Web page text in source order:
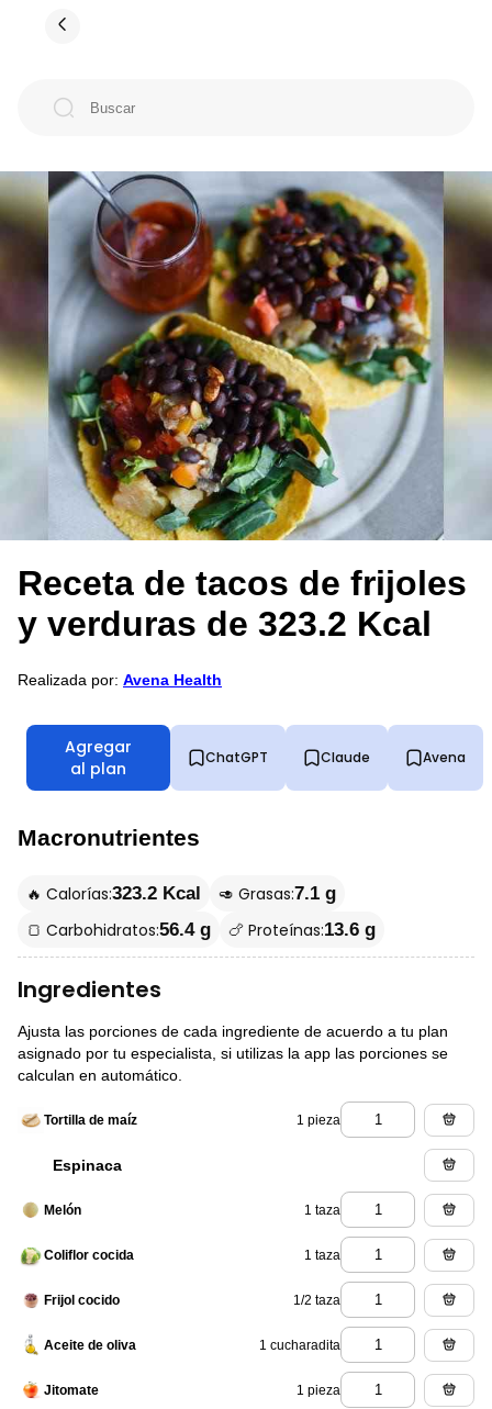
Receta de tacos de frijoles
y verduras de 323.2 Kcal
Realizada por: Avena Health
Agregar
al plan
ChatGPT Claude Avena
Macronutrientes
🔥 Calorías:323.2 Kcal 🥑 Grasas:7.1 g
🍞 Carbohidratos:56.4 g 🍗 Proteínas:13.6 g
Ingredientes
Ajusta las porciones de cada ingrediente de acuerdo a tu plan
asignado por tu especialista, si utilizas la app las porciones se
calculan en automático.
Tortilla de maíz 1 pieza
Espinaca
Melón 1 taza
Coliflor cocida 1 taza
Frijol cocido 1/2 taza
Aceite de oliva 1 cucharadita
Jitomate 1 pieza